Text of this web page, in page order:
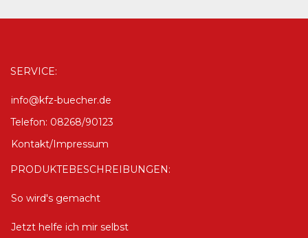
SERVICE:
info@kfz-buecher.de
Telefon: 08268/90123
Kontakt/Impressum
PRODUKTEBESCHREIBUNGEN:
So wird's gemacht
Jetzt helfe ich mir selbst